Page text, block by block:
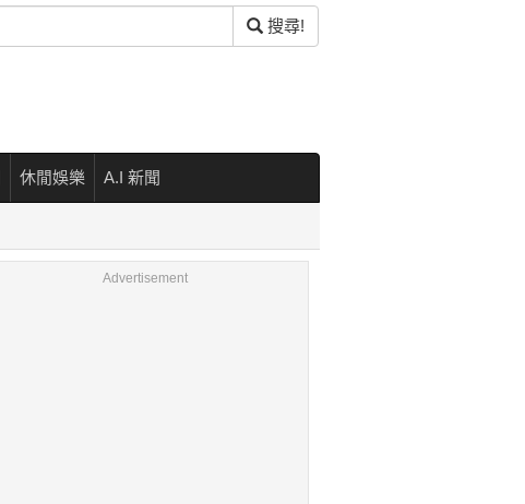
搜尋!
休閒娛樂 A.I 新聞
Advertisement